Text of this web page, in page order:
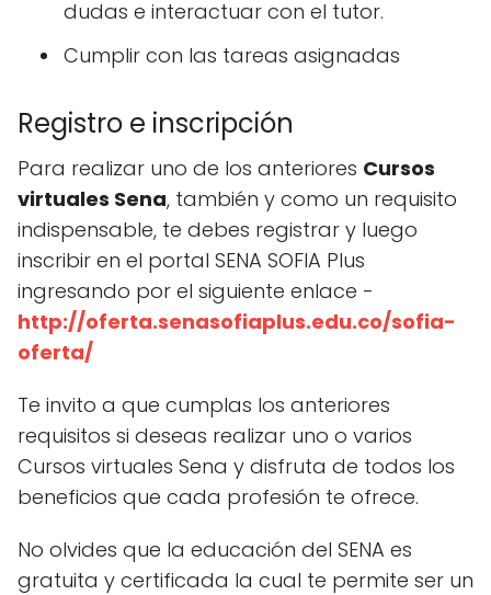
dudas e interactuar con el tutor.
Cumplir con las tareas asignadas
Registro e inscripción
Para realizar uno de los anteriores Cursos
virtuales Sena, también y como un requisito
indispensable, te debes registrar y luego
inscribir en el portal SENA SOFIA Plus
ingresando por el siguiente enlace -
http://oferta.senasofiaplus.edu.co/sofia-
oferta/
Te invito a que cumplas los anteriores
requisitos si deseas realizar uno o varios
Cursos virtuales Sena y disfruta de todos los
beneficios que cada profesión te ofrece.
No olvides que la educación del SENA es
gratuita y certificada la cual te permite ser un